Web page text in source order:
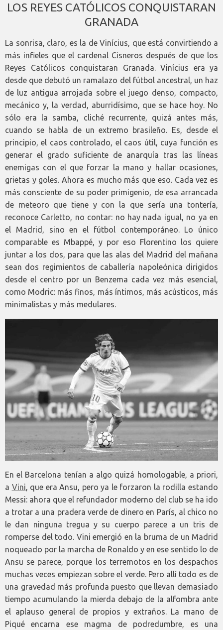
LOS REYES CATÓLICOS CONQUISTARAN
GRANADA
La sonrisa, claro, es la de Vinícius, que está convirtiendo a
más infieles que el cardenal Cisneros después de que los
Reyes Católicos conquistaran Granada. Vinícius era ya
desde que debutó un ramalazo del fútbol ancestral, un haz
de luz antigua arrojada sobre el juego denso, compacto,
mecánico y, la verdad, aburridísimo, que se hace hoy. No
sólo era la samba, cliché recurrente, quizá antes más,
cuando se habla de un extremo brasileño. Es, desde el
principio, el caos controlado, el caos útil, cuya función es
generar el grado suficiente de anarquía tras las líneas
enemigas con el que forzar la mano y hallar ocasiones,
grietas y goles. Ahora es mucho más que eso. Cada vez es
más consciente de su poder primigenio, de esa arrancada
de meteoro que tiene y con la que sería una tontería,
reconoce Carletto, no contar: no hay nada igual, no ya en
el Madrid, sino en el fútbol contemporáneo. Lo único
comparable es Mbappé, y por eso Florentino los quiere
juntar a los dos, para que las alas del Madrid del mañana
sean dos regimientos de caballería napoleónica dirigidos
desde el centro por un Benzema cada vez más esencial,
como Modric: más finos, más íntimos, más acústicos, más
minimalistas y más medulares.
En el Barcelona tenían a algo quizá homologable, a priori,
a Vini, que era Ansu, pero ya le forzaron la rodilla estando
Messi: ahora que el refundador moderno del club se ha ido
a trotar a una pradera verde de dinero en París, al chico no
le dan ninguna tregua y su cuerpo parece a un tris de
romperse del todo. Vini emergió en la bruma de un Madrid
noqueado por la marcha de Ronaldo y en ese sentido lo de
Ansu se parece, porque los terremotos en los despachos
muchas veces empiezan sobre el verde. Pero allí todo es de
una gravedad más profunda puesto que llevan demasiado
tiempo acumulando la mierda debajo de la alfombra ante
el aplauso general de propios y extraños. La mano de
Piqué encarna ese magma de podredumbre, es una